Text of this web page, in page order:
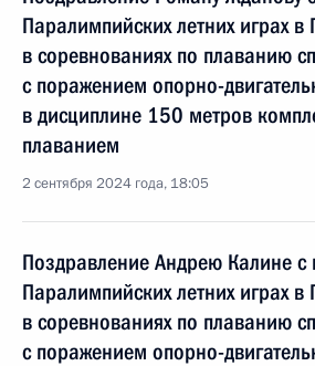
Паралимпийских летних играх
в соревнованиях по плаванию
с поражением опорно-
в дисциплине 150 метров
плаванием
2 сентября 2024 года, 18:05
Поздравление Андрею Калине с
Паралимпийских летних играх
в соревнованиях по плаванию
с поражением опорно-